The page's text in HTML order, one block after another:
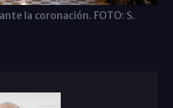
la coronación. FOTO: S.